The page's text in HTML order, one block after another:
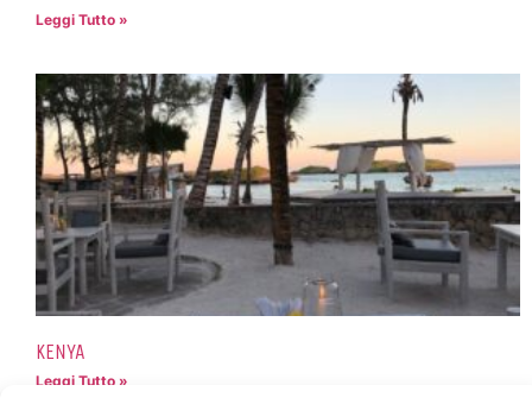
Leggi Tutto »
KENYA
Leggi Tutto »